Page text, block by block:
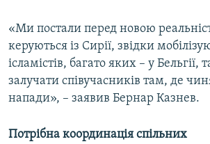
«Ми постали перед новою
керуються із Сирії, звідки
ісламістів, багато яких – у Бельгії,
залучати співучасників там, де
напади», – заявив Бернар Казнев.
Потрібна координація спільних